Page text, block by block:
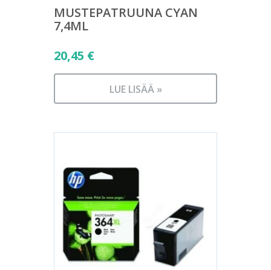
MUSTEPATRUUNA CYAN
7,4ML
20,45 €
LUE LISÄÄ »